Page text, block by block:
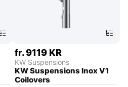
fr. 9119 KR
KW Suspensions
KW Suspensions Inox V1
Coilovers